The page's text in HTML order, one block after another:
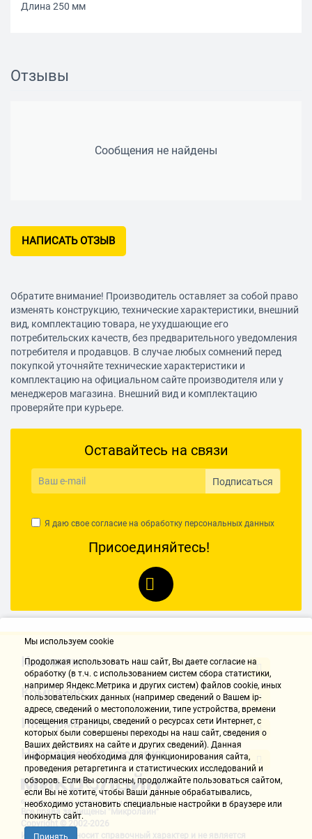
Длина 250 мм
Отзывы
Сообщения не найдены
НАПИСАТЬ ОТЗЫВ
Обратите внимание! Производитель оставляет за собой право
изменять конструкцию, технические характеристики, внешний
вид, комплектацию товара, не ухудшающие его
потребительских качеств, без предварительного уведомления
потребителя и продавцов. В случае любых сомнений перед
покупкой уточняйте технические характеристики и
комплектацию на официальном сайте производителя или у
менеджеров магазина. Внешний вид и комплектацию
проверяйте при курьере.
Оставайтесь на связи
Подписаться
Я даю свое согласие на обработку персональных данных
Присоединяйтесь!
Контакты
Компания
Информация
Направления доставки
Все права защищены "Микролайн"
Copyright © 2002-2026
Информация носит справочный характер и не является
Мы используем cookie
Продолжая использовать наш cайт, Вы даете согласие на
обработку (в т.ч. с использованием систем сбора статистики,
например Яндекс.Метрика и других систем) файлов cookie, иных
пользовательских данных (например сведений о Вашем ip-
адресе, сведений о местоположении, типе устройства, времени
посещения страницы, сведений о ресурсах сети Интернет, с
которых были совершены переходы на наш сайт, сведения о
Ваших действиях на сайте и других сведений). Данная
информация необходима для функционирования сайта,
проведения ретаргетинга и статистических исследований и
обзоров. Если Вы согласны, продолжайте пользоваться сайтом,
если Вы не хотите, чтобы Ваши данные обрабатывались,
необходимо установить специальные настройки в браузере или
покинуть сайт.
Принять